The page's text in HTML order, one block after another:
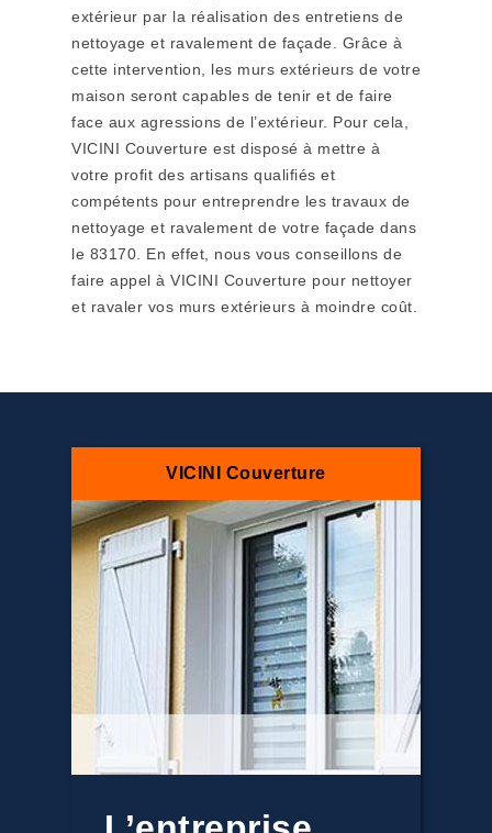
extérieur par la réalisation des entretiens de
nettoyage et ravalement de façade. Grâce à
cette intervention, les murs extérieurs de votre
maison seront capables de tenir et de faire
face aux agressions de l’extérieur. Pour cela,
VICINI Couverture est disposé à mettre à
votre profit des artisans qualifiés et
compétents pour entreprendre les travaux de
nettoyage et ravalement de votre façade dans
le 83170. En effet, nous vous conseillons de
faire appel à VICINI Couverture pour nettoyer
et ravaler vos murs extérieurs à moindre coût.
VICINI Couverture